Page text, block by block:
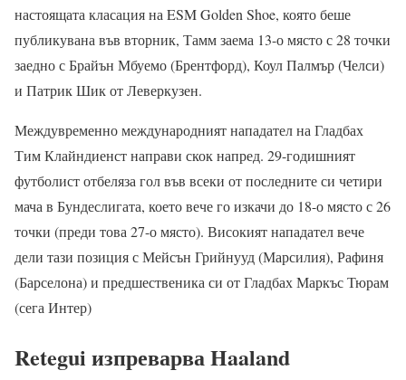
настоящата класация на ESM Golden Shoe, която беше
публикувана във вторник, Тамм заема 13-о място с 28 точки
заедно с Брайън Мбуемо (Брентфорд), Коул Палмър (Челси)
и Патрик Шик от Леверкузен.
Междувременно международният нападател на Гладбах
Тим Клайндиенст направи скок напред. 29-годишният
футболист отбеляза гол във всеки от последните си четири
мача в Бундеслигата, което вече го изкачи до 18-о място с 26
точки (преди това 27-о място). Високият нападател вече
дели тази позиция с Мейсън Грийнууд (Марсилия), Рафиня
(Барселона) и предшественика си от Гладбах Маркъс Тюрам
(сега Интер)
Retegui изпреварва Haaland